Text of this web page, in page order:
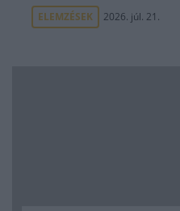
ELEMZÉSEK 2026. júl. 21.